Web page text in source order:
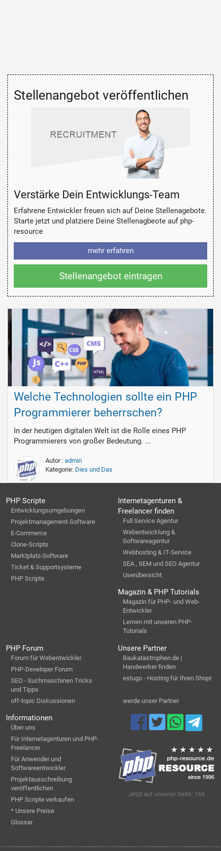
Stellenangebot veröffentlichen
Verstärke Dein Entwicklungs-Team
Erfahrene Entwickler freuen sich auf Deine Stellenagebote.
Starte jetzt und platziere Deine Stellenagbeote auf php-
resource
mehr erfahren
Stellenangebot eintragen
Welche Technologien sollte ein PHP
Programmierer beherrschen?
In der heutigen digitalen Welt ist die Rolle eines PHP
Programmierers von großer Bedeutung. ...
Autor : admin
Kategorie: Dies und Das
PHP Scripte
Entwicklungsumgebungen
Projektmanagement-Software
E-Commerce
Clone-Scripts
Marktplatz-Software
Ticket & Supportsysteme
PHP Scripte
Internetagenturen &
Freelancer finden
Full Service Agentur
Webentwicklung &
Softwareagentur
Webhosting & IT-Service
SEA , SEM und SEO Agentur
Userübersicht
Magazin & PHP Tutorials
Magazin für PHP- und Web-
Entwickler
Lernen mit unseren PHP-
Tutorials
PHP Forum
Forum für Webentwickler
PHP-Developer Forum
SEO - Suchmaschinen Tricks
und Tipps
off-topic Diskussionen
Unsere Partner
Baukatastrophen.de |
Handwerker finden
estugo - Hosting für Ihren Shopr
werde unser Partner
Informationen
Über uns
Für Internetagenturen und PHP-
Freelancer
Für Anwender und
Softwareentwickler
Projektausschreibung
veröffentlichen
PHP Scripte verkaufen
* Unsere Preise
Glossar
Jetzt auf unserer Seite: 165